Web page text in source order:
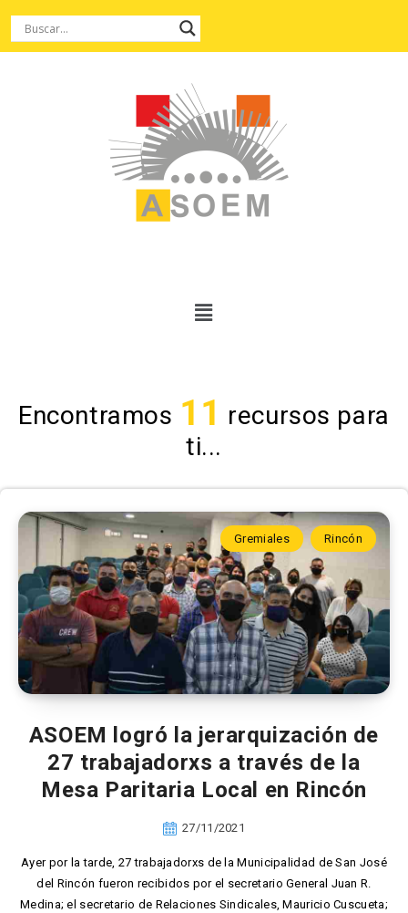
Encontramos 11 recursos para
ti...
Gremiales Rincón
ASOEM logró la jerarquización de
27 trabajadorxs a través de la
Mesa Paritaria Local en Rincón
27/11/2021
Ayer por la tarde, 27 trabajadorxs de la Municipalidad de San José
del Rincón fueron recibidos por el secretario General Juan R.
Medina; el secretario de Relaciones Sindicales, Mauricio Cuscueta;